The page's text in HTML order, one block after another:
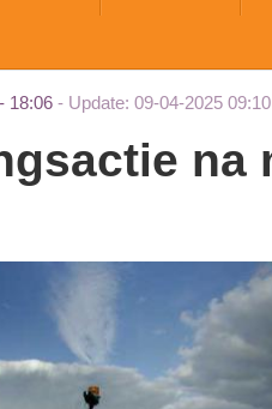
18:06 Update: 09-04-2025 09:10